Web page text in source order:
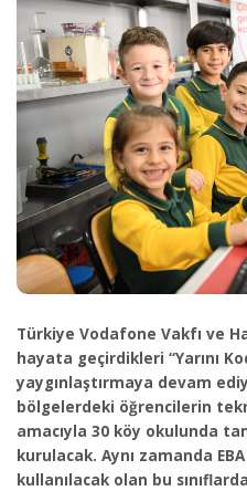
Türkiye Vodafone Vakfı ve
hayata geçirdikleri “Yarını
yaygınlaştırmaya devam
bölgelerdeki öğrencilerin
amacıyla 30 köy okulunda
kurulacak. Aynı zamanda
kullanılacak olan bu